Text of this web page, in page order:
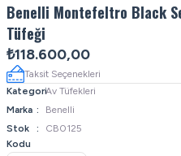
Benelli Montefeltro Black
Tüfeği
₺118.600,00
Taksit Seçenekleri
KategoriAv Tüfekleri
Marka
Benelli
Stok
Kodu
CB0125